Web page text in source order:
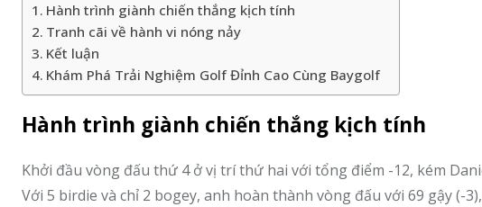
Hành trình giành chiến thắng kịch tính
Tranh cãi về hành vi nóng nảy
Kết luận
Khám Phá Trải Nghiệm Golf Đỉnh Cao Cùng Baygolf
Hành trình giành chiến thắng kịch tính
Khởi đầu vòng đấu thứ 4 ở vị trí thứ hai với tổng điểm -12, kém
Với 5 birdie và chỉ 2 bogey, anh hoàn thành vòng đấu với 69 gậy (-